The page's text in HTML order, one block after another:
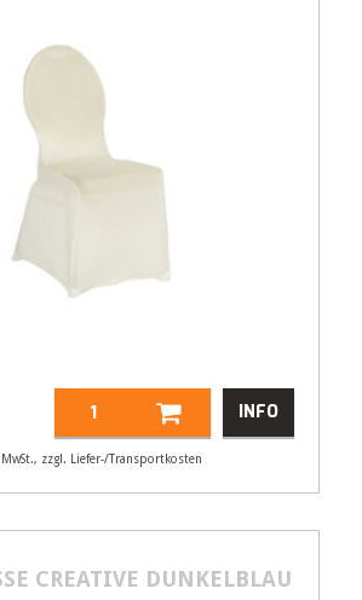
21551
INFO
zzgl. Liefer-/Transportkosten
CREATIVE DUNKELBLAU